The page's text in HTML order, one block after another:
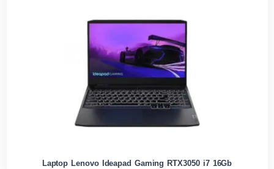
Laptop Lenovo Ideapad Gaming RTX3050 i7 16Gb